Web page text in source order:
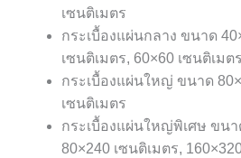
เซนติเมตร
กระเบื้องแผ่นกลาง ขนาด
เซนติเมตร, 60×60 เซนติเมตร
กระเบื้องแผ่นใหญ่ ขนาด
เซนติเมตร
กระเบื้องแผ่นใหญ่พิเศษ ขนา
80×240 เซนติเมตร,